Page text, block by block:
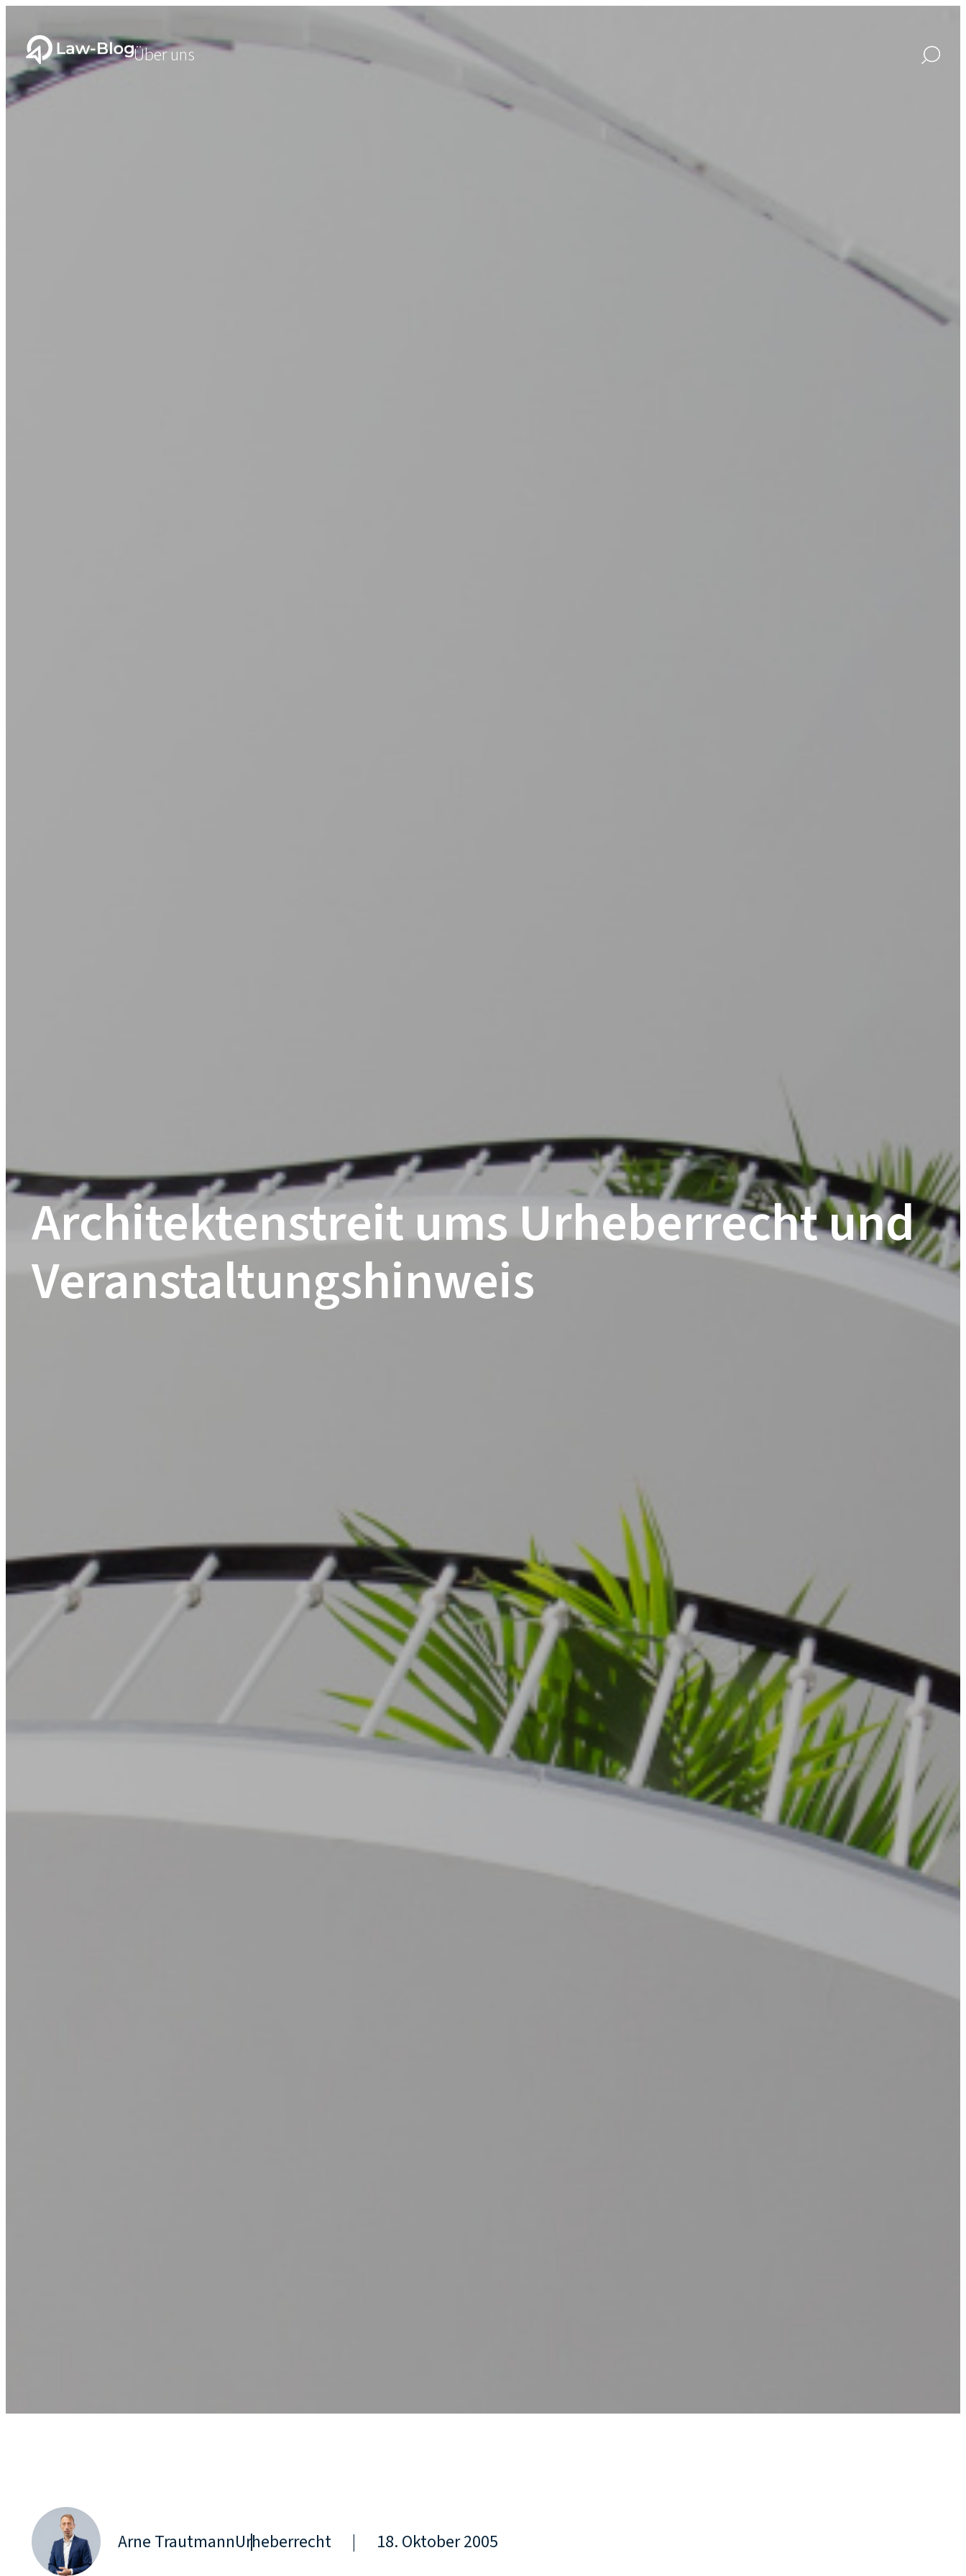
Über uns
Architektenstreit ums Urheberrecht und
Veranstaltungshinweis
Arne TrautmannUrheberrecht | 18. Oktober 2005